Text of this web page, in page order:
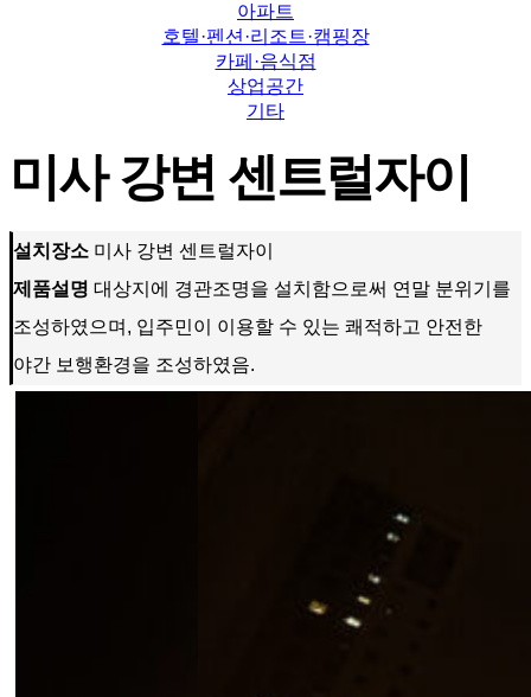
아파트
호텔·펜션·리조트·캠핑장
카페·음식점
상업공간
기타
미사 강변 센트럴자이
설치장소 미사 강변 센트럴자이
제품설명 대상지에 경관조명을 설치함으로써 연말 분위기를
조성하였으며, 입주민이 이용할 수 있는 쾌적하고 안전한
야간 보행환경을 조성하였음.